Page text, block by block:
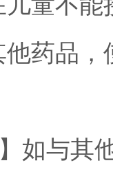
药品
如与其